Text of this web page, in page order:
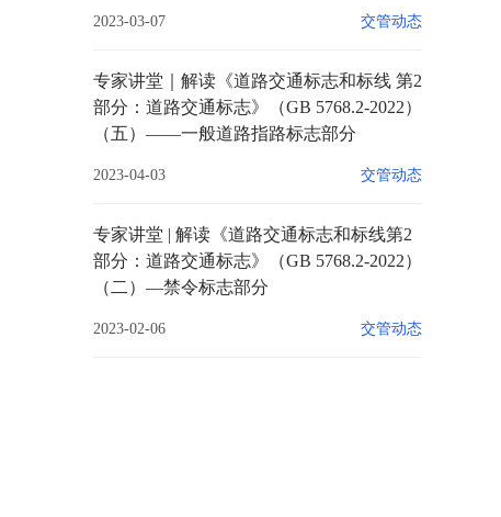
2023-03-07 交管动态
专家讲堂｜解读《道路交通标志和标线 第2
部分：道路交通标志》（GB 5768.2-2022）
（五）——一般道路指路标志部分
2023-04-03 交管动态
专家讲堂 | 解读《道路交通标志和标线第2
部分：道路交通标志》（GB 5768.2-2022）
（二）—禁令标志部分
2023-02-06 交管动态